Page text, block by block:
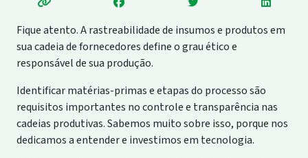
Fique atento. A rastreabilidade de insumos e produtos em
sua cadeia de fornecedores define o grau ético e
responsável de sua produção.
Identificar matérias-primas e etapas do processo são
requisitos importantes no controle e transparência nas
cadeias produtivas. Sabemos muito sobre isso, porque nos
dedicamos a entender e investimos em tecnologia.